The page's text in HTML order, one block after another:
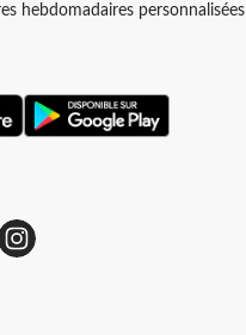
hebdomadaires personnalisées